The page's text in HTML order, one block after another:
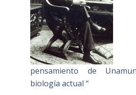
pensamiento de
biología actual “